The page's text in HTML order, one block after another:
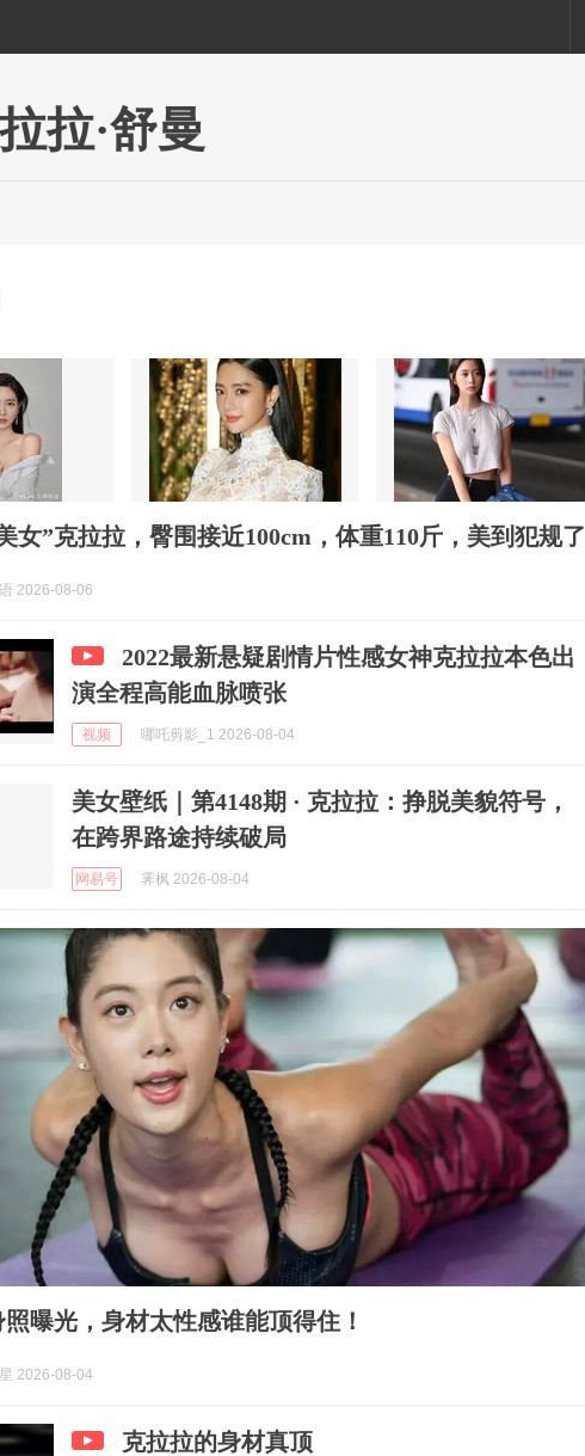
拉·舒曼
女”克拉拉，臀围接近100cm，体重110斤，美到犯规了
2026-08-06
2022最新悬疑剧情片性感女神克拉拉本色出
演全程高能血脉喷张
视频 哪吒剪影_1 2026-08-04
美女壁纸｜第4148期 · 克拉拉：挣脱美貌符号，
在跨界路途持续破局
网易号 霁枫 2026-08-04
曝光，身材太性感谁能顶得住！
2026-08-04
克拉拉的身材真顶